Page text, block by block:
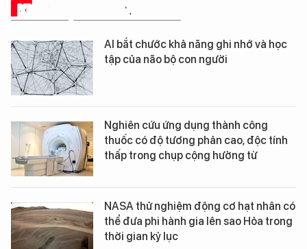
KHOA HỌC THƯỜNG THỨC
AI bắt chước khả năng ghi nhớ và học
tập của não bộ con người
Nghiên cứu ứng dụng thành công
thuốc có độ tương phản cao, độc tính
thấp trong chụp cộng hưởng từ
NASA thử nghiệm động cơ hạt nhân có
thể đưa phi hành gia lên sao Hỏa trong
thời gian kỷ lục